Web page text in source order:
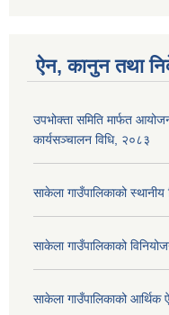
ऐन, कानुन तथा
उपभोक्ता समिति मार्फत
कार्यसञ्चालन विधि, २०८३
साकेला गाउँपालिकाको
साकेला गाउँपालिकाको
साकेला गाउँपालिकाको